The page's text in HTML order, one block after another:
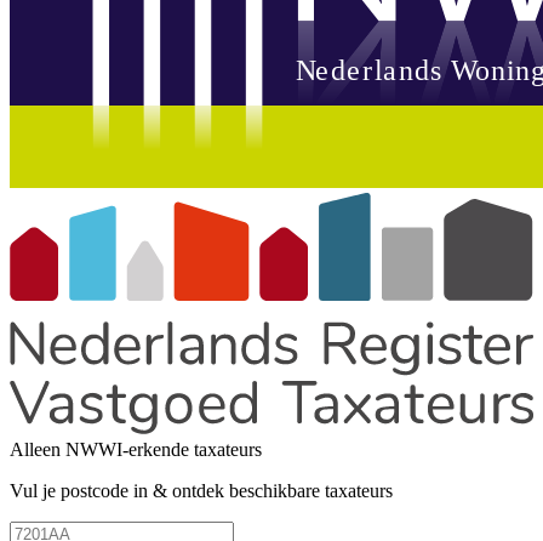
Alleen NWWI-erkende taxateurs
Vul je postcode in & ontdek beschikbare taxateurs